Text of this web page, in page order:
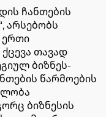
ჩანთების
არსებობს
ერთი
ქცევა თავად
ბიზნეს-
წარმოების
ბიზნესის